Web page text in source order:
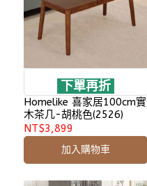
下單再折
Homelike 喜家居100cm實
木茶几-胡桃色(2526)
NT$3,899
加入購物車